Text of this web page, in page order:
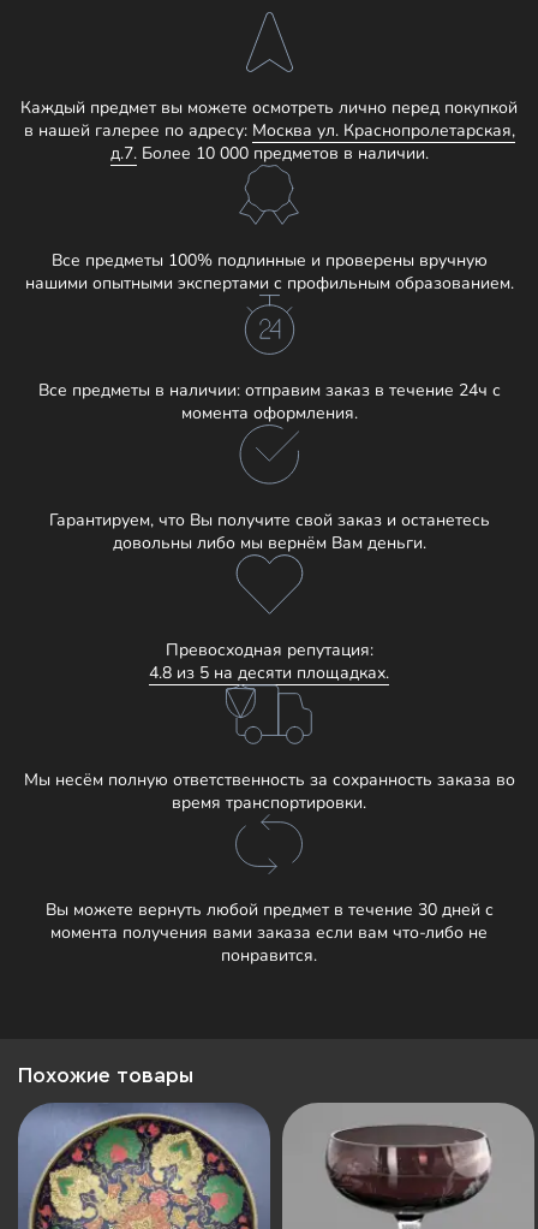
Каждый предмет вы можете осмотреть лично перед покупкой
в нашей галерее по адресу: Москва ул. Краснопролетарская,
д.7.Более 10 000 предметов в наличии.
Все предметы 100% подлинные и проверены вручную
нашими опытными экспертами с профильным образованием.
Все предметы в наличии: отправим заказ в течение 24ч с
момента оформления.
Гарантируем, что Вы получите свой заказ и останетесь
довольны либо мы вернём Вам деньги.
Превосходная репутация:
4.8 из 5 на десяти площадках.
Мы несём полную ответственность за сохранность заказа во
время транспортировки.
Вы можете вернуть любой предмет в течение 30 дней с
момента получения вами заказа если вам что-либо не
понравится.
Похожие товары